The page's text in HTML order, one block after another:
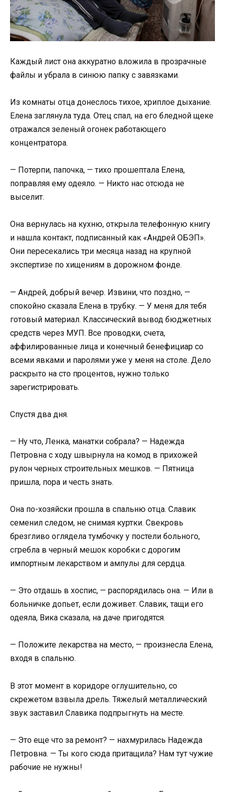
Каждый лист она аккуратно вложила в прозрачные
файлы и убрала в синюю папку с завязками.
Из комнаты отца донеслось тихое, хриплое дыхание.
Елена заглянула туда. Отец спал, на его бледной щеке
отражался зеленый огонек работающего
концентратора.
— Потерпи, папочка, — тихо прошептала Елена,
поправляя ему одеяло. — Никто нас отсюда не
выселит.
Она вернулась на кухню, открыла телефонную книгу
и нашла контакт, подписанный как «Андрей ОБЭП».
Они пересекались три месяца назад на крупной
экспертизе по хищениям в дорожном фонде.
— Андрей, добрый вечер. Извини, что поздно, —
спокойно сказала Елена в трубку. — У меня для тебя
готовый материал. Классический вывод бюджетных
средств через МУП. Все проводки, счета,
аффилированные лица и конечный бенефициар со
всеми явками и паролями уже у меня на столе. Дело
раскрыто на сто процентов, нужно только
зарегистрировать.
Спустя два дня.
— Ну что, Ленка, манатки собрала? — Надежда
Петровна с ходу швырнула на комод в прихожей
рулон черных строительных мешков. — Пятница
пришла, пора и честь знать.
Она по-хозяйски прошла в спальню отца. Славик
семенил следом, не снимая куртки. Свекровь
брезгливо оглядела тумбочку у постели больного,
сгребла в черный мешок коробки с дорогим
импортным лекарством и ампулы для сердца.
— Это отдашь в хоспис, — распорядилась она. — Или в
больничке допьет, если доживет. Славик, тащи его
одеяла, Вика сказала, на даче пригодятся.
— Положите лекарства на место, — произнесла Елена,
входя в спальню.
В этот момент в коридоре оглушительно, со
скрежетом взвыла дрель. Тяжелый металлический
звук заставил Славика подпрыгнуть на месте.
— Это еще что за ремонт? — нахмурилась Надежда
Петровна. — Ты кого сюда притащила? Нам тут чужие
рабочие не нужны!